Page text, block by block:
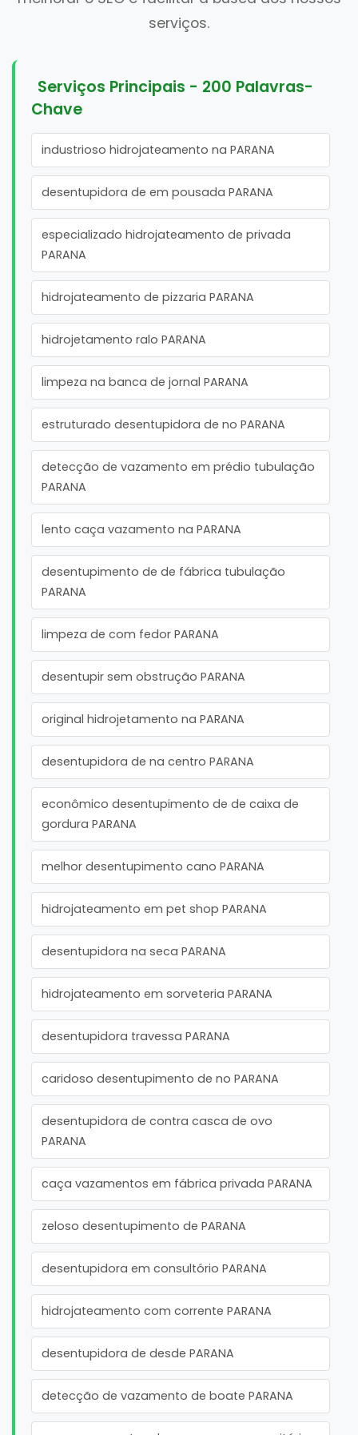
serviços.
Serviços Principais - 200 Palavras-
Chave
industrioso hidrojateamento na PARANA
desentupidora de em pousada PARANA
especializado hidrojateamento de privada
PARANA
hidrojateamento de pizzaria PARANA
hidrojetamento ralo PARANA
limpeza na banca de jornal PARANA
estruturado desentupidora de no PARANA
detecção de vazamento em prédio tubulação
PARANA
lento caça vazamento na PARANA
desentupimento de de fábrica tubulação
PARANA
limpeza de com fedor PARANA
desentupir sem obstrução PARANA
original hidrojetamento na PARANA
desentupidora de na centro PARANA
econômico desentupimento de de caixa de
gordura PARANA
melhor desentupimento cano PARANA
hidrojateamento em pet shop PARANA
desentupidora na seca PARANA
hidrojateamento em sorveteria PARANA
desentupidora travessa PARANA
caridoso desentupimento de no PARANA
desentupidora de contra casca de ovo
PARANA
caça vazamentos em fábrica privada PARANA
zeloso desentupimento de PARANA
desentupidora em consultório PARANA
hidrojateamento com corrente PARANA
desentupidora de desde PARANA
detecção de vazamento de boate PARANA